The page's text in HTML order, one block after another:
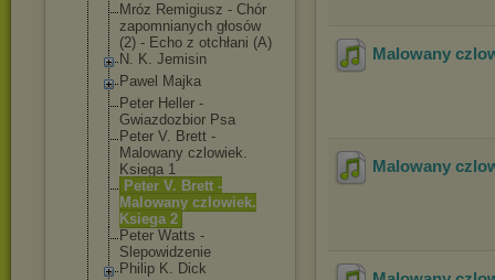
Mróz Remigiusz - Chór
zapomnianych głosów
(2) - Echo z otchłani (A)
N. K. Jemisin
Pawel Majka
Peter Heller -
Gwiazdozbior Psa
Peter V. Brett -
Malowany czlowiek.
Ksiega 1
Peter V. Brett -
Malowany czlowiek.
Ksiega 2
Peter Watts -
Slepowidzenie
Philip K. Dick
Malowany
Malowany